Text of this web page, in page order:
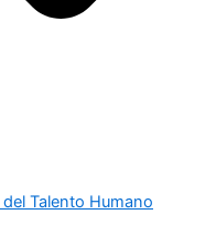
Talento Humano